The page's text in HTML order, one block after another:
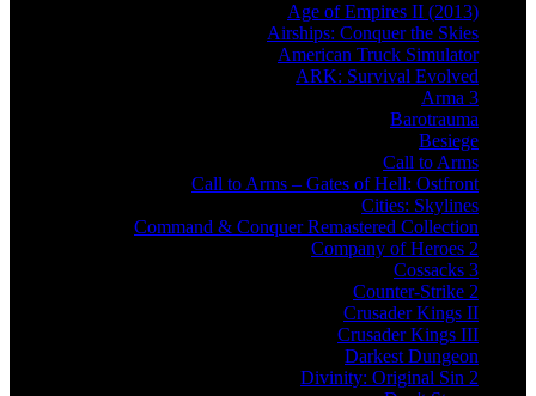
Age of Empires II (2013)
Airships: Conquer the Skies
American Truck Simulator
ARK: Survival Evolved
Arma 3
Barotrauma
Besiege
Call to Arms
Call to Arms – Gates of Hell: Ostfront
Cities: Skylines
Command & Conquer Remastered Collection
Company of Heroes 2
Cossacks 3
Counter-Strike 2
Crusader Kings II
Crusader Kings III
Darkest Dungeon
Divinity: Original Sin 2